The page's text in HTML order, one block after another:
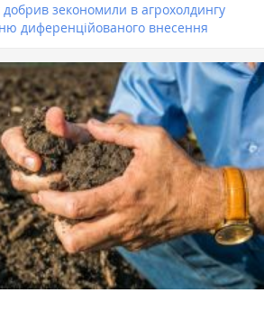
добрив зекономили в агрохолдингу
диференційованого внесення